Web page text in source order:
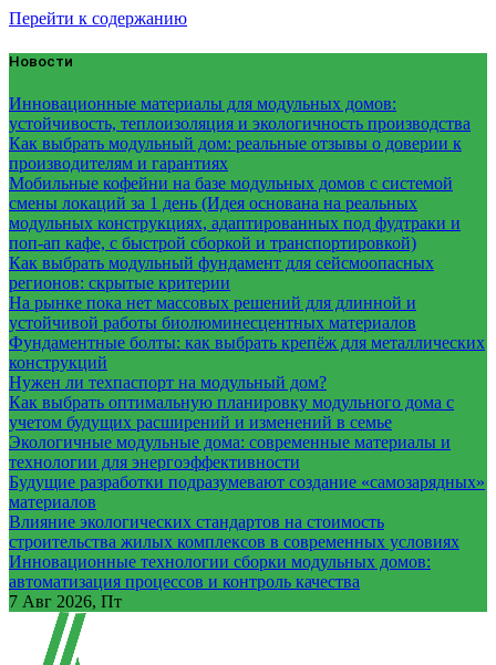
Перейти к содержанию
Новости
Инновационные материалы для модульных домов:
устойчивость, теплоизоляция и экологичность производства
Как выбрать модульный дом: реальные отзывы о доверии к
производителям и гарантиях
Мобильные кофейни на базе модульных домов с системой
смены локаций за 1 день (Идея основана на реальных
модульных конструкциях, адаптированных под фудтраки и
поп-ап кафе, с быстрой сборкой и транспортировкой)
Как выбрать модульный фундамент для сейсмоопасных
регионов: скрытые критерии
На рынке пока нет массовых решений для длинной и
устойчивой работы биолюминесцентных материалов
Фундаментные болты: как выбрать крепёж для металлических
конструкций
Нужен ли техпаспорт на модульный дом?
Как выбрать оптимальную планировку модульного дома с
учетом будущих расширений и изменений в семье
Экологичные модульные дома: современные материалы и
технологии для энергоэффективности
Будущие разработки подразумевают создание «самозарядных»
материалов
Влияние экологических стандартов на стоимость
строительства жилых комплексов в современных условиях
Инновационные технологии сборки модульных домов:
автоматизация процессов и контроль качества
7 Авг 2026, Пт